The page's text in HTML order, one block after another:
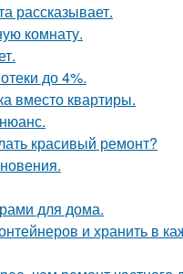
рассказывает.
комнату.
до 4%.
вместо квартиры.
красивый ремонт?
для дома.
и хранить в